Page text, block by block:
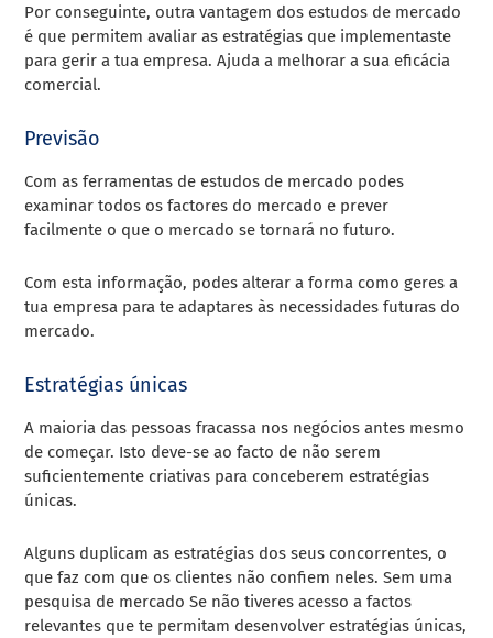
Por conseguinte, outra vantagem dos estudos de mercado
é que permitem avaliar as estratégias que implementaste
para gerir a tua empresa. Ajuda a melhorar a sua eficácia
comercial.
Previsão
Com asferramentas de estudos de mercado podes
examinar todos os factores do mercado e prever
facilmente o que o mercado se tornará no futuro.
Com esta informação, podes alterar a forma como geres a
tua empresa para te adaptares às necessidades futuras do
mercado.
Estratégias únicas
A maioria das pessoas fracassa nos negócios antes mesmo
de começar. Isto deve-se ao facto de não serem
suficientemente criativas para conceberem estratégias
únicas.
Alguns duplicam as estratégias dos seus concorrentes, o
que faz com que os clientes não confiem neles. Sem uma
pesquisa de mercadoSe não tiveres acesso a factos
relevantes que te permitam desenvolver estratégias únicas,